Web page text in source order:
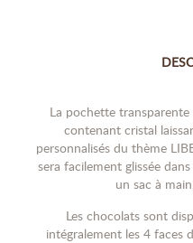
La pochette
contenant cristal
personnalisés du thème
sera facilement glissée
un sac à
Les chocolats sont
intégralement les 4 faces